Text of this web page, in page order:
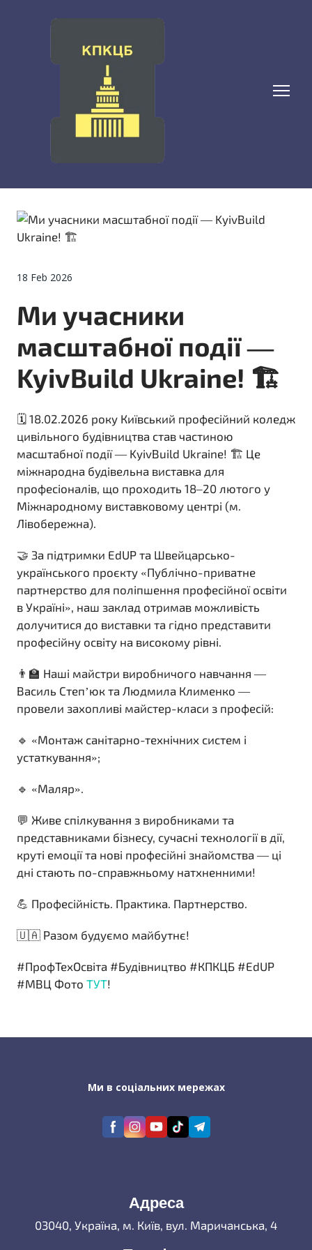
18 Feb 2026
Ми учасники
масштабної події —
KyivBuild Ukraine! 🏗️
🗓 18.02.2026 року Київський професійний коледж
цивільного будівництва став частиною
масштабної події — KyivBuild Ukraine! 🏗️ Це
міжнародна будівельна виставка для
професіоналів, що проходить 18–20 лютого у
Міжнародному виставковому центрі (м.
Лівобережна).
🤝 За підтримки EdUP та Швейцарсько-
українського проєкту «Публічно-приватне
партнерство для поліпшення професійної освіти
в Україні», наш заклад отримав можливість
долучитися до виставки та гідно представити
професійну освіту на високому рівні.
👨‍🏫 Наші майстри виробничого навчання —
Василь Степ’юк та Людмила Клименко —
провели захопливі майстер-класи з професій:
🔹 «Монтаж санітарно-технічних систем і
устаткування»;
🔹 «Маляр».
💬 Живе спілкування з виробниками та
представниками бізнесу, сучасні технології в дії,
круті емоції та нові професійні знайомства — ці
дні стають по-справжньому натхненними!
💪 Професійність. Практика. Партнерство.
🇺🇦 Разом будуємо майбутнє!
#ПрофТехОсвіта #Будівництво #КПКЦБ #EdUP
#МВЦ Фото ТУТ!
Ми в соціальних мережах
Адреса
03040, Україна, м. Київ, вул. Маричанська, 4